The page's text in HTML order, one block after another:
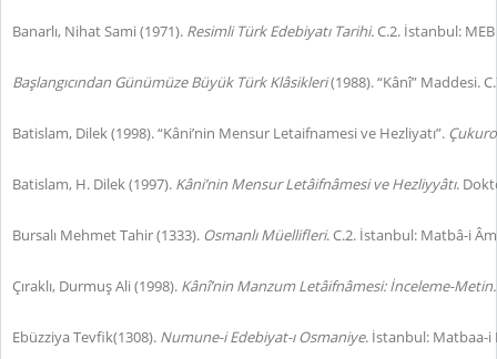
Banarlı, Nihat Sami (1971). Resimli Türk Edebiyatı Tarihi.C.2. İstanbul:
Başlangıcından Günümüze Büyük Türk Klâsikleri(1988). “Kânî” Maddesi.
Batislam, Dilek (1998). “Kâni’nin Mensur Letaifnamesi ve Hezliyatı”.
Batislam, H. Dilek (1997). Kâni’nin Mensur Letâifnâmesi ve Hezliyyâtı.
Bursalı Mehmet Tahir (1333). Osmanlı Müellifleri. C.2. İstanbul: Matbâ-i
Çıraklı, Durmuş Ali (1998). Kânî’nin Manzum Letâifnâmesi: İnceleme-Metin.
Ebüzziya Tevfik(1308). Numune-i Edebiyat-ı Osmaniye. İstanbul: Matbaa-i